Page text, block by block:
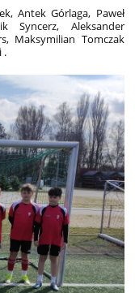
Antek Górlaga, Paweł
Syncerz, Aleksander
Maksymilian Tomczak
.